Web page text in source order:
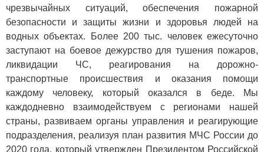
чрезвычайных ситуаций, обеспечения пожарной
безопасности и защиты жизни и здоровья людей на
водных объектах. Более 200 тыс. человек ежесуточно
заступают на боевое дежурство для тушения пожаров,
ликвидации ЧС, реагирования на дорожно-
транспортные происшествия и оказания помощи
каждому человеку, который оказался в беде. Мы
каждодневно взаимодействуем с регионами нашей
страны, развиваем органы управления и реагирующие
подразделения, реализуя план развития МЧС России до
2020 года, который утвержден Президентом Российской